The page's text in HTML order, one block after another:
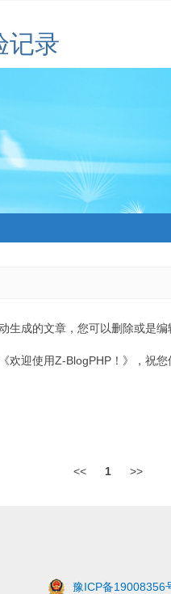
记录
生成的文章，您可以删除或是编
欢迎使用Z-BlogPHP！》，祝
<< 1 >>
豫ICP备19008356